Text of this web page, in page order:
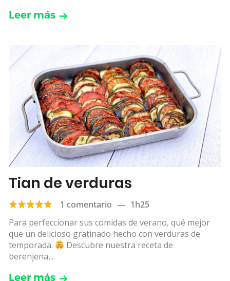
Leer más
Tian de verduras
1 comentario — 1h25
Para perfeccionar sus comidas de verano, qué mejor
que un delicioso gratinado hecho con verduras de
temporada.
Descubre nuestra receta de
berenjena,...
Leer más